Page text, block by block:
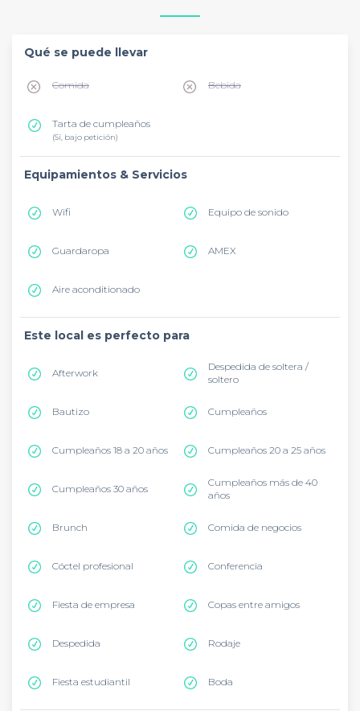
Qué se puede llevar
Comida Bebida
Tarta de cumpleaños
(Sí, bajo petición)
Equipamientos & Servicios
Wifi Equipo de sonido
Guardaropa AMEX
Aire aconditionado
Este local es perfecto para
Afterwork
Despedida de soltera /
soltero
Bautizo Cumpleaños
Cumpleaños 18 a 20 años Cumpleaños 20 a 25 años
Cumpleaños 30 años
Cumpleaños más de 40
años
Brunch Comida de negocios
Cóctel profesional Conferencia
Fiesta de empresa Copas entre amigos
Despedida Rodaje
Fiesta estudiantil Boda